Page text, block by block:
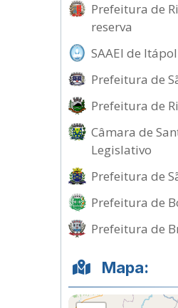
Prefeitura de
reserva
SAAEI de
Prefeitura de
Prefeitura de
Câmara de
Legislativo
Prefeitura de
Prefeitura de
Prefeitura de
Mapa: